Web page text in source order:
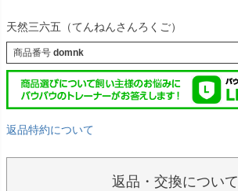
天然三六五（てんねんさんろくご）
商品番号 domnk
返品特約について
返品・交換について